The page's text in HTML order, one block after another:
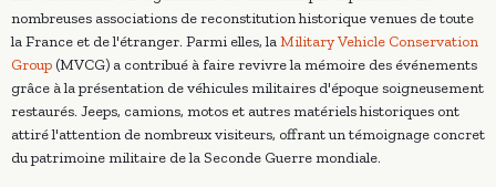
nombreuses associations de reconstitution historique venues de toute
la France et de l'étranger. Parmi elles, laMilitary Vehicle Conservation
Group (MVCG) a contribué à faire revivre la mémoire des événements
grâce à la présentation de véhicules militaires d'époque soigneusement
restaurés. Jeeps, camions, motos et autres matériels historiques ont
attiré l'attention de nombreux visiteurs, offrant un témoignage concret
du patrimoine militaire de la Seconde Guerre mondiale.